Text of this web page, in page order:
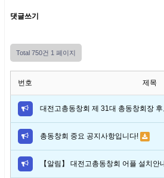
댓글쓰기
Total 750건 1 페이지
번호 제목
대전고총동창회 제 31대 총동창회장
총동창회 중요 공지사항입니다!
【알림】 대전고총동창회 어플 설치안